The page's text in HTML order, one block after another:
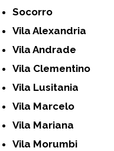
Socorro
Vila Alexandria
Vila Andrade
Vila Clementino
Vila Lusitania
Vila Marcelo
Vila Mariana
Vila Morumbi